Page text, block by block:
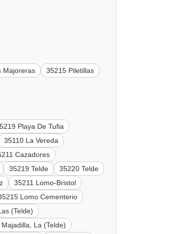
Majoreras
35215 Piletillas
Playa De Tufia
35110 La Vereda
Cazadores
35219 Telde
35220 Telde
35211 Lomo-Bristol
Lomo Cementerio
(Telde)
La (Telde)